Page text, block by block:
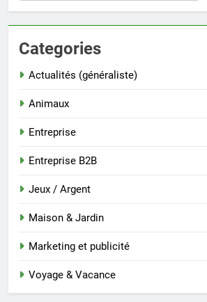
Categories
Actualités (généraliste)
Animaux
Entreprise
Entreprise B2B
Jeux / Argent
Maison & Jardin
Marketing et publicité
Voyage & Vacance